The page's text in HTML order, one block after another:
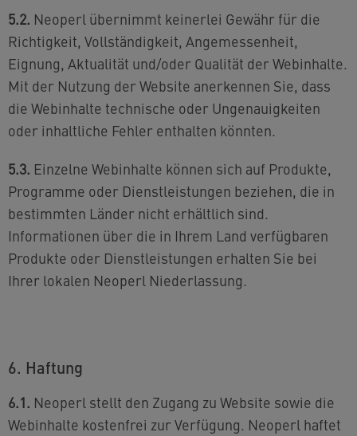
5.2. Neoperl übernimmt keinerlei Gewähr für die
Richtigkeit, Vollständigkeit, Angemessenheit,
Eignung, Aktualität und/oder Qualität der Webinhalte.
Mit der Nutzung der Website anerkennen Sie, dass
die Webinhalte technische oder Ungenauigkeiten
oder inhaltliche Fehler enthalten könnten.
5.3. Einzelne Webinhalte können sich auf Produkte,
Programme oder Dienstleistungen beziehen, die in
bestimmten Länder nicht erhältlich sind.
Informationen über die in Ihrem Land verfügbaren
Produkte oder Dienstleistungen erhalten Sie bei
Ihrer lokalen Neoperl Niederlassung.
6. Haftung
6.1. Neoperl stellt den Zugang zu Website sowie die
Webinhalte kostenfrei zur Verfügung. Neoperl haftet